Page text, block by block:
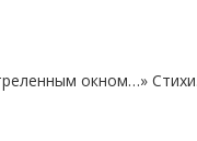
окном…»